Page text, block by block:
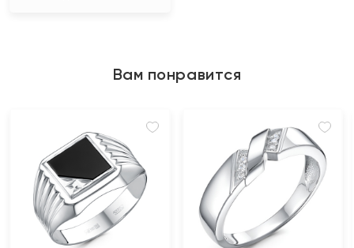
Вам понравится